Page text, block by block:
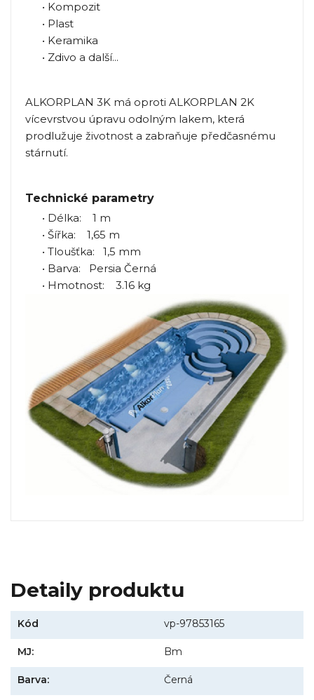
• Kompozit
• Plast
• Keramika
• Zdivo a další...
ALKORPLAN 3K má oproti ALKORPLAN 2K
vícevrstvou úpravu odolným lakem, která
prodlužuje životnost a zabraňuje předčasnému
stárnutí.
Technické parametry
• Délka: 1 m
• Šířka: 1,65 m
• Tloušťka: 1,5 mm
• Barva: Persia Černá
• Hmotnost: 3.16 kg
Detaily produktu
Kód vp-97853165
MJ: Bm
Barva: Černá